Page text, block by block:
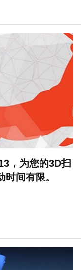
，为您的3D扫
间有限。